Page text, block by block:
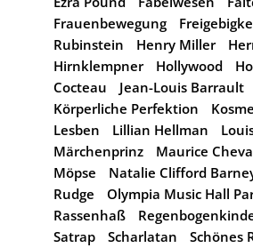
Frauenbewegung
Rubinstein
Henry Miller
Hirnklempner
Hollywood
Cocteau
Jean-Louis Barrault
Körperliche Perfektion
Lesben
Lillian Hellman
Märchenprinz
Maurice
Möpse
Natalie Clifford
Rudge
Olympia Music Hall
Rassenhaß
Satrap
Scharlatan Schönes